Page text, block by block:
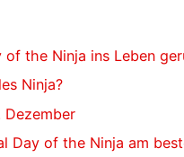
the Ninja ins Leben
Ninja?
Dezember
Day of the Ninja am